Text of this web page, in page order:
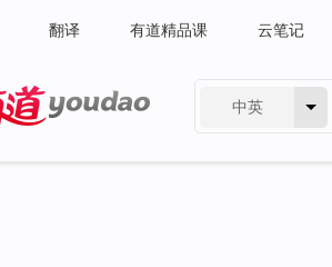
翻译 有道精品课 云笔记
中英